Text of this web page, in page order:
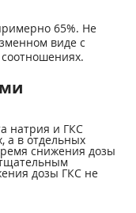
65%. Не
виде с
натрия и ГКС
а в отдельных
снижения дозы
дозы ГКС не